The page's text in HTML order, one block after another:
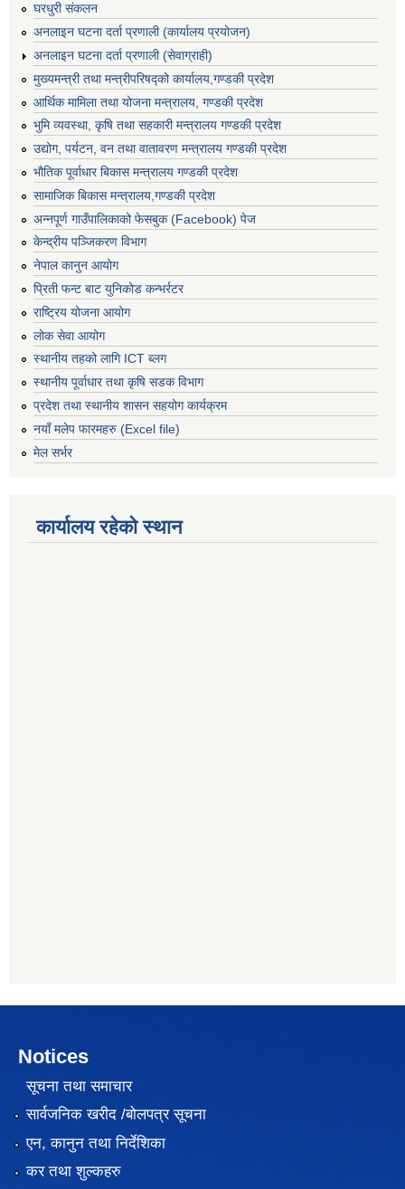
घरधुरी संकलन
अनलाइन घटना दर्ता प्रणाली (कार्यालय प्रयोजन)
अनलाइन घटना दर्ता प्रणाली (सेवाग्राही)
मुख्यमन्त्री तथा मन्त्रीपरिषद्को कार्यालय,गण्डकी प्रदेश
आर्थिक मामिला तथा योजना मन्त्रालय, गण्डकी प्रदेश
भुमि व्यवस्था, कृषि तथा सहकारी मन्त्रालय गण्डकी प्रदेश
उद्योग, पर्यटन, वन तथा वातावरण मन्त्रालय गण्डकी प्रदेश
भौतिक पूर्वाधार बिकास मन्त्रालय गण्डकी प्रदेश
सामाजिक बिकास मन्त्रालय,गण्डकी प्रदेश
अन्नपूर्ण गाउँपालिकाको फेसबुक (Facebook) पेज
केन्द्रीय पञ्जिकरण विभाग
नेपाल कानुन आयोग
प्रिती फन्ट बाट युनिकोड कन्भर्रटर
राष्ट्रिय योजना आयोग
लोक सेवा आयोग
स्थानीय तहको लागि ICT ब्लग
स्थानीय पूर्वाधार तथा कृषि सडक विभाग
प्रदेश तथा स्थानीय शासन सहयोग कार्यक्रम
नयाँ मलेप फारमहरु (Excel file)
मेल सर्भर
कार्यालय रहेको स्थान
Notices
सूचना तथा समाचार
सार्वजनिक खरीद /बोलपत्र सूचना
एन, कानुन तथा निर्देशिका
कर तथा शुल्कहरु